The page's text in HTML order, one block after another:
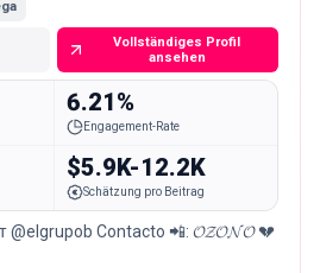
Vollständiges Profil
ansehen
6.21%
Engagement-Rate
$5.9K-12.2K
Schätzung pro Beitrag
@elgrupob Contacto 📲: 𝓞𝓩𝓞𝓝𝓞 💔